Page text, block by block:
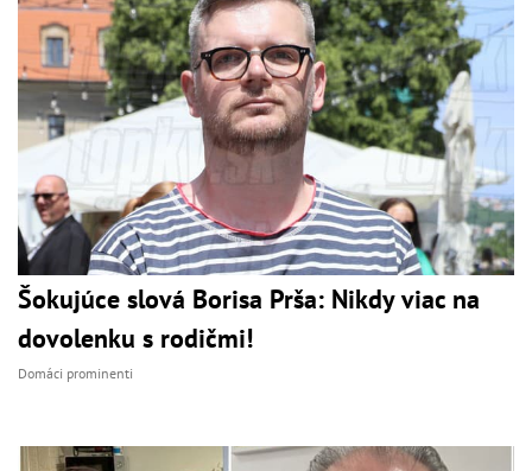
Šokujúce slová Borisa Prša: Nikdy viac na
dovolenku s rodičmi!
Domáci prominenti